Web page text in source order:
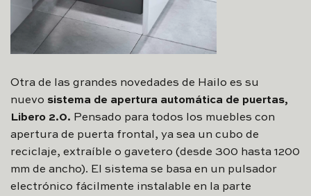
Otra de las grandes novedades de Hailo es su
nuevo sistema de apertura automática de puertas,
Libero 2.0. Pensado para todos los muebles con
apertura de puerta frontal, ya sea un cubo de
reciclaje, extraíble o gavetero (desde 300 hasta 1200
mm de ancho). El sistema se basa en un pulsador
electrónico fácilmente instalable en la parte